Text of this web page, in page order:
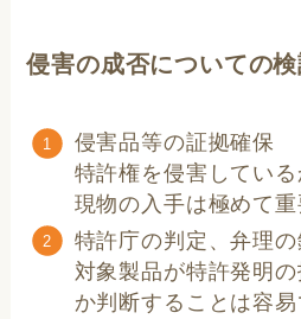
侵害の成否についての
侵害品等の証拠確保
特許権を侵害している
現物の入手は極めて
特許庁の判定、弁理の
対象製品が特許発明
か判断することは容易